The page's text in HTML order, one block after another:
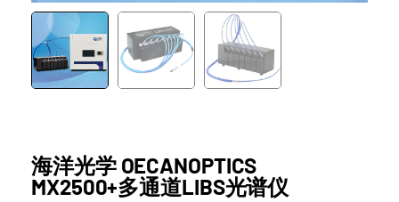
海洋光学 OECANOPTICS
MX2500+多通道LIBS光谱仪